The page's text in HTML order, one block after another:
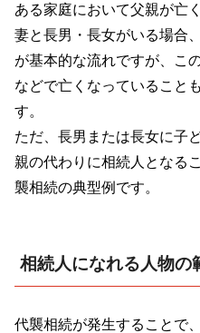
ある家庭において父親が亡
妻と長男・長女がいる場合
が基本的な流れですが、こ
などで亡くなっていること
す。
ただ、長男または長女に子
親の代わりに相続人となる
襲相続の典型例です。
相続人になれる人物の
代襲相続が発生することで